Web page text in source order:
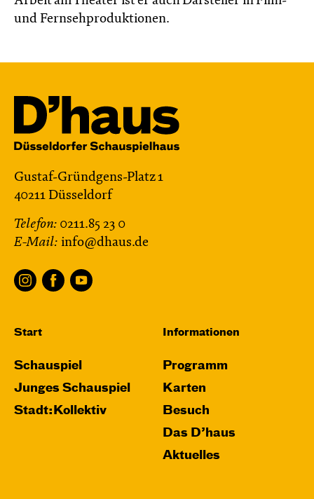
und Fernsehproduktionen.
Gustaf-Gründgens-Platz 1
40211 Düsseldorf
Telefon: 0211.85 23 0
E-Mail: info@dhaus.de
Start
Schauspiel
Junges Schauspiel
Stadt:Kollektiv
Informationen
Programm
Karten
Besuch
Das D’haus
Aktuelles